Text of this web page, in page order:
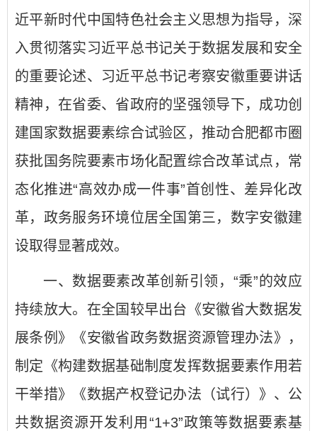
近平新时代中国特色社会主义思想为指导，深
入贯彻落实习近平总书记关于数据发展和安全
的重要论述、习近平总书记考察安徽重要讲话
精神，在省委、省政府的坚强领导下，成功创
建国家数据要素综合试验区，推动合肥都市圈
获批国务院要素市场化配置综合改革试点，常
态化推进“高效办成一件事”首创性、差异化改
革，政务服务环境位居全国第三，数字安徽建
设取得显著成效。
一、数据要素改革创新引领，“乘”的效应
持续放大。在全国较早出台《安徽省大数据发
展条例》《安徽省政务数据资源管理办法》，
制定《构建数据基础制度发挥数据要素作用若
干举措》《数据产权登记办法（试行）》、公
共数据资源开发利用“1+3”政策等数据要素基